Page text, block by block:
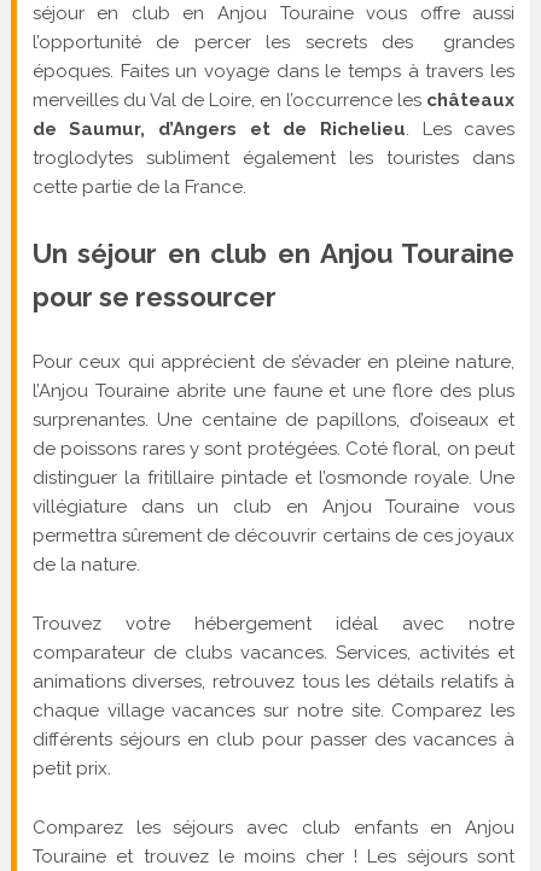
séjour en club en Anjou Touraine vous offre aussi
l’opportunité de percer les secrets des grandes
époques. Faites un voyage dans le temps à travers les
merveilles du Val de Loire, en l’occurrence les châteaux
de Saumur, d’Angers et de Richelieu. Les caves
troglodytes subliment également les touristes dans
cette partie de la France.
Un séjour en club en Anjou Touraine
pour se ressourcer
Pour ceux qui apprécient de s’évader en pleine nature,
l’Anjou Touraine abrite une faune et une flore des plus
surprenantes. Une centaine de papillons, d’oiseaux et
de poissons rares y sont protégées. Coté floral, on peut
distinguer la fritillaire pintade et l’osmonde royale. Une
villégiature dans un club en Anjou Touraine vous
permettra sûrement de découvrir certains de ces joyaux
de la nature.
Trouvez votre hébergement idéal avec notre
comparateur de clubs vacances. Services, activités et
animations diverses, retrouvez tous les détails relatifs à
chaque village vacances sur notre site. Comparez les
différents séjours en club pour passer des vacances à
petit prix.
Comparez les séjours avec club enfants en Anjou
Touraine et trouvez le moins cher ! Les séjours sont